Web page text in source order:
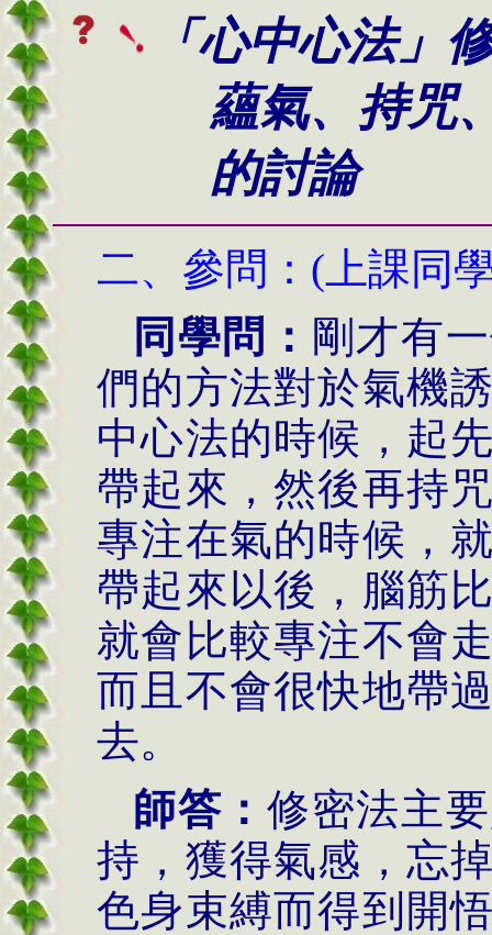
「心中心法」
蘊氣、持咒、
的討論
二、 參問： (上課同
同學問： 剛才有
們的方法對於氣機
中心法的時候，起
帶起來，然後再持
專注在氣的時候，
帶起來以後，腦筋
就會比較專注不會
而且不會很快地帶
去。
師答： 修密法主
持，獲得氣感，忘
色身束縛而得到開